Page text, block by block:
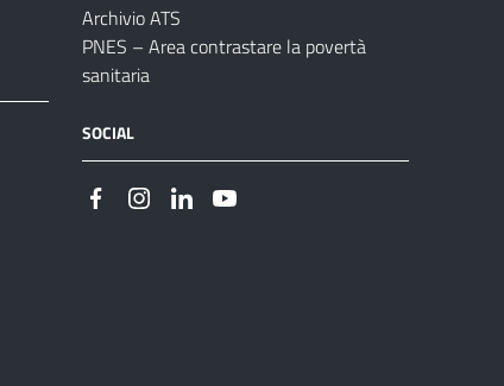
Archivio ATS
PNES – Area contrastare la povertà
sanitaria
SOCIAL